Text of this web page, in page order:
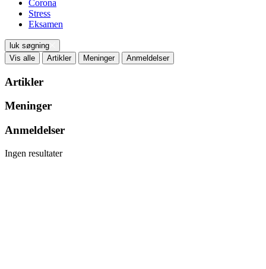
Corona
Stress
Eksamen
luk søgning
Vis alle
Artikler Meninger Anmeldelser
Artikler
Meninger
Anmeldelser
Ingen resultater